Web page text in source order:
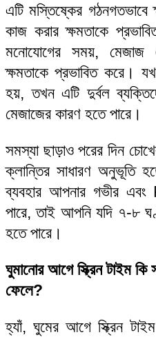
এটি মস্তিষ্কের গঠনগতভাবে
কাজ করার ক্ষমতাকে
মনোযোগের সময়, মেজাজ
ক্ষমতাকে প্রভাবিত করে।
হয়, তখন এটি দুর্বল
মেজাজের কারণ হতে পারে।
সমস্যা ছাড়াও পরের দিন
ক্লান্তির সাধারণ অনুভূতি
ব্যবহার আপনার গভীর এবং
পারে, তাই আপনি যদি ৭-৮
হতে পারে।
ঘুমানোর আগে স্ক্রিন টাইম কি
ফেলে?
হ্যাঁ, ঘুমের আগে স্ক্রিন